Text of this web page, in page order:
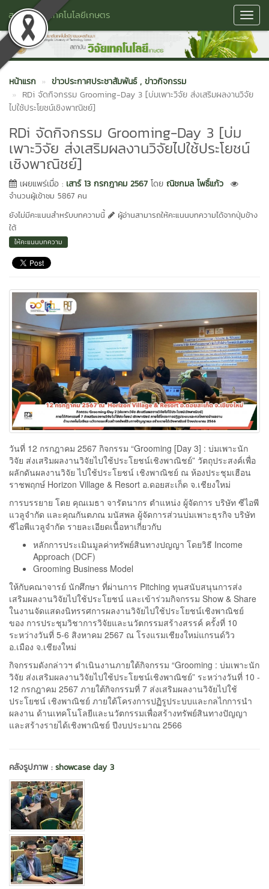
สถาบันวิจัยเทคโนโลยีเกษตร
หน้าแรก ข่าวประกาศประชาสัมพันธ์ , ข่าวกิจกรรม
RDi จัดกิจกรรม Grooming-Day 3 [บ่มเพาะวิจัย ส่งเสริมผลงานวิจัย
ไปใช้ประโยชน์เชิงพาณิชย์]
RDi จัดกิจกรรม Grooming-Day 3 [บ่ม
เพาะวิจัย ส่งเสริมผลงานวิจัยไปใช้ประโยชน์
เชิงพาณิชย์]
เผยแพร่เมื่อ : เสาร์ 13 กรกฎาคม 2567 โดย ณิชกมล โพธิ์แก้ว
จำนวนผู้เข้าชม 5867 คน
ยังไม่มีคะแนนสำหรับบทความนี้
ผู้อ่านสามารถให้คะแนนบทความได้จากปุ่มข้าง
ใต้
ให้คะแนนบทความ
วันที่ 12 กรกฎาคม 2567 กิจกรรม “Grooming [Day 3] : บ่มเพาะนัก
วิจัย ส่งเสริมผลงานวิจัยไปใช้ประโยชน์เชิงพาณิชย์” วัตถุประสงค์เพื่อ
ผลักดันผลงานวิจัย ไปใช้ประโยชน์ เชิงพาณิชย์ ณ ห้องประชุมเฮือน
ราชพฤกษ์ Horizon Village & Resort อ.ดอยสะเก็ด จ.เชียงใหม่
การบรรยาย โดย คุณเมธา จารัตนากร ตำแหน่ง ผู้จัดการ บริษัท ซีไอพี
แวลูจำกัด และคุณกันตภณ มนัสพล ผู้จัดการส่วนบ่มเพาะธุรกิจ บริษัท
ซีไอพีแวลูจำกัด รายละเอียดเนื้อหาเกี่ยวกับ
หลักการประเมินมูลค่าทรัพย์สินทางปญญา โดยวิธี Income
Approach (DCF)
Grooming Business Model
ให้กับคณาจารย์ นักศึกษา ที่ผ่านการ Pitching ทุนสนับสนุนการส่ง
เสริมผลงานวิจัยไปใช้ประโยชน์ และเข้าร่วมกิจกรรม Show & Share
ในงานจัดแสดงนิทรรศการผลงานวิจัยไปใช้ประโยชน์เชิงพาณิชย์
ของ การประชุมวิชาการวิจัยและนวัตกรรมสร้างสรรค์ ครั้งที่ 10
ระหว่างวันที่ 5-6 สิงหาคม 2567 ณ โรงแรมเชียงใหม่แกรนด์วิว
อ.เมือง จ.เชียงใหม่
กิจกรรมดังกล่าวฯ ดำเนินงานภายใต้กิจกรรม “Grooming : บ่มเพาะนัก
วิจัย ส่งเสริมผลงานวิจัยไปใช้ประโยชน์เชิงพาณิชย์” ระหว่างวันที่ 10 -
12 กรกฎาคม 2567 ภายใต้กิจกรรมที่ 7 ส่งเสริมผลงานวิจัยไปใช้
ประโยชน์ เชิงพาณิชย์ ภายใต้โครงการปฏิรูประบบและกลไกการนำ
ผลงาน ด้านเทคโนโลยีและนวัตกรรมเพื่อสร้างทรัพย์สินทางปัญญา
และสร้างรายได้เชิงพาณิชย์ ปีงบประมาณ 2566
คลังรูปภาพ :showcase day 3